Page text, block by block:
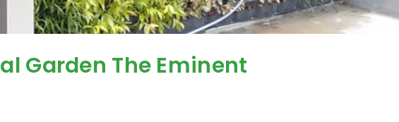
Garden The Eminent